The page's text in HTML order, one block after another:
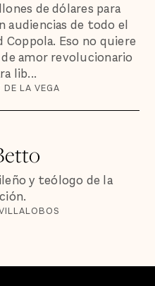
de dólares para
de todo el
Eso no quiere
amor revolucionario
lib...
LA VEGA
y teólogo de la